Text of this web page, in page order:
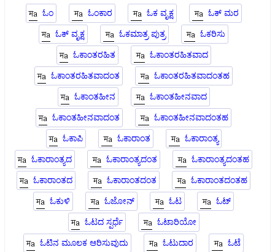
ಓಂ ಓಂಕಾರ ಓಕ ವೃಕ್ಷ
ಓಕ್ ಮರ
ಓಕ್ ವೃಕ್ಷ
ಓಕಮಾತ್ರ ಪುತ್ರ
ಓಕರಿಸು
ಓಕಾಂತರಹಿತ
ಓಕಾಂತರಹಿತವಾದ
ಓಕಾಂತರಹಿತವಾದಂತ
ಓಕಾಂತರಹಿತವಾದಂತಹ
ಓಕಾಂತಹೀನ
ಓಕಾಂತಹೀನವಾದ
ಓಕಾಂತಹೀನವಾದಂತ
ಓಕಾಂತಹೀನವಾದಂತಹ
ಓಕಾಪಿ
ಓಕಾರಾಂತ
ಓಕಾರಾಂತ್ಯ
ಓಕಾರಾಂತ್ಯದ
ಓಕಾರಾಂತ್ಯದಂತ
ಓಕಾರಾಂತ್ಯದಂತಹ
ಓಕಾರಾಂತದ
ಓಕಾರಾಂತದಂತ
ಓಕಾರಾಂತದಂತಹ
ಓಕುಳಿ
ಓಜೋನ್ ಓಟ
ಓಟ್
ಓಟದ ಸ್ಪರ್ಧೆ
ಓಟಾರಿಯೋ
ಓಟಿನ ಮೂಲಕ ಆರಿಸುವುದು
ಓಟುದಾರ
ಓಟೆ